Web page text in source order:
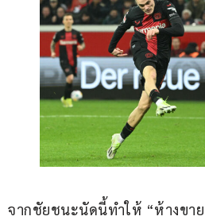
จากชัยชนะนัดนี้ทำให้ “ห้างขา